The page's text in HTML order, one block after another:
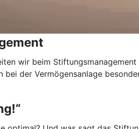
wir beim
bei der Vermögensanlage